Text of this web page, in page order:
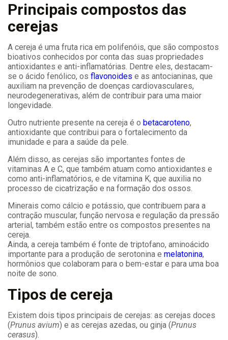
Principais compostos das
cerejas
A cereja é uma fruta rica em polifenóis, que são compostos
bioativos conhecidos por conta das suas propriedades
antioxidantes e anti-inflamatórias. Dentre eles, destacam-
se o ácido fenólico, os flavonoides e as antocianinas, que
auxiliam na prevenção de doenças cardiovasculares,
neurodegenerativas, além de contribuir para uma maior
longevidade.
Outro nutriente presente na cereja é o betacaroteno,
antioxidante que contribui para o fortalecimento da
imunidade e para a saúde da pele.
Além disso, as cerejas são importantes fontes de
vitaminas A e C, que também atuam como antioxidantes e
como anti-inflamatórios, e de vitamina K, que auxilia no
processo de cicatrização e na formação dos ossos.
Minerais como cálcio e potássio, que contribuem para a
contração muscular, função nervosa e regulação da pressão
arterial, também estão entre os compostos presentes na
cereja.
Ainda, a cereja também é fonte de triptofano, aminoácido
importante para a produção de serotonina e melatonina,
hormônios que colaboram para o bem-estar e para uma boa
noite de sono.
Tipos de cereja
Existem dois tipos principais de cerejas: as cerejas doces
(Prunus avium) e as cerejas azedas, ou ginja (Prunus
cerasus).